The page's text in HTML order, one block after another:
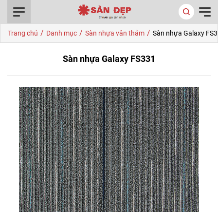
Trang chủ / Danh mục / Sàn nhựa vân thảm / Sàn nhựa Galaxy
Sàn nhựa Galaxy FS331